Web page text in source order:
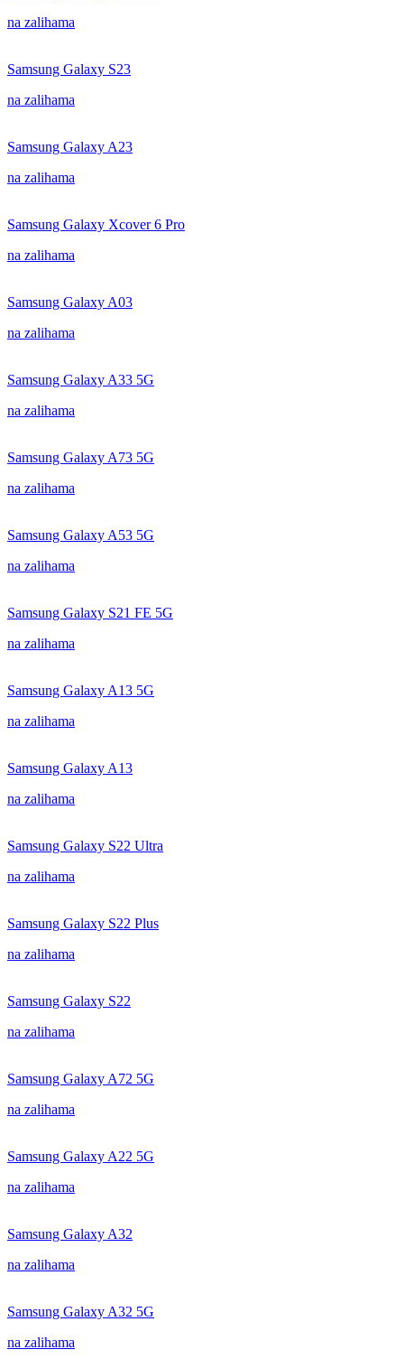
na zalihama
Samsung Galaxy S23
na zalihama
Samsung Galaxy A23
na zalihama
Samsung Galaxy Xcover 6 Pro
na zalihama
Samsung Galaxy A03
na zalihama
Samsung Galaxy A33 5G
na zalihama
Samsung Galaxy A73 5G
na zalihama
Samsung Galaxy A53 5G
na zalihama
Samsung Galaxy S21 FE 5G
na zalihama
Samsung Galaxy A13 5G
na zalihama
Samsung Galaxy A13
na zalihama
Samsung Galaxy S22 Ultra
na zalihama
Samsung Galaxy S22 Plus
na zalihama
Samsung Galaxy S22
na zalihama
Samsung Galaxy A72 5G
na zalihama
Samsung Galaxy A22 5G
na zalihama
Samsung Galaxy A32
na zalihama
Samsung Galaxy A32 5G
na zalihama